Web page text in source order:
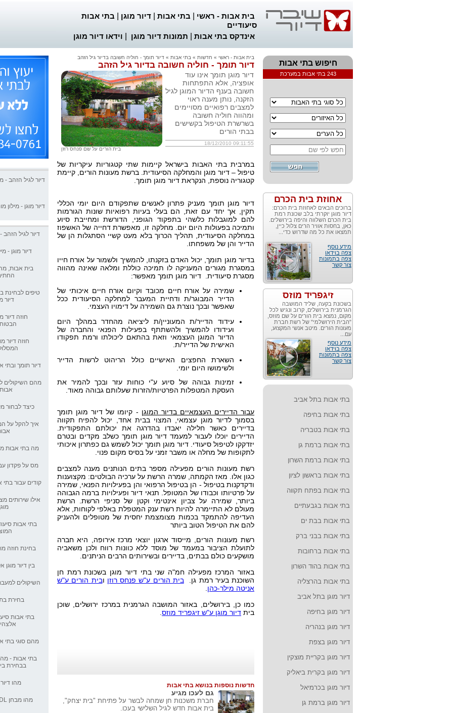
בית אבות - ראשי
בתי אבות דיור מוגן
בתי אבות
סיעודיים
אינדקס בתי אבות
תמונות דיור מוגן וידאו דיור מוגן
חיפוש בתי אבות
243 בתי אבות במערכת
אחוזת בית הכרם
ברוכים הבאים לאחוזת בית הכרם:
דיור מוגן יוקרתי בלב שכונת רמת
בית הכרם השלווה והיפה בירושלים.
כאן, בחסות אוויר הרים צלול כיין,
תמצאו את כל מה שדרוש כדי...
מידע נוסף
צפה בוידאו
צפה בתמונות
צור קשר
זיגפריד מוזס
בשכונת בקעה, שליד המושבה
הגרמנית בירושלים, קרוב ונגיש לכל
מקום, נמצא בית הורים על שם מוזס,
"הבית הירושלמי" של רשת חברת
מעונות הורים. מיטב אנשי המקצוע,
עם...
מידע נוסף
צפה בוידאו
צפה בתמונות
צור קשר
בתי אבות בתל אביב
בתי אבות בחיפה
בתי אבות בטבריה
בתי אבות ברמת גן
בתי אבות ברמת השרון
בתי אבות בראשון לציון
בתי אבות בפתח תקווה
בתי אבות בגבעתיים
בתי אבות בבת ים
בתי אבות בבני ברק
בתי אבות ברחובות
בתי אבות בהוד השרון
בתי אבות בהרצליה
דיור מוגן בתל אביב
דיור מוגן בחיפה
דיור מוגן בנהריה
דיור מוגן בצפת
דיור מוגן בקריית מוצקין
דיור מוגן בקרית ביאליק
דיור מוגן בכרמיאל
דיור מוגן ברמת גן
בית אבות - ראשי » חדשות » בתי אבות » דיור תומך - חוליה חשובה בדיור גיל הזהב
דיור תומך - חוליה חשובה בדיור גיל הזהב
דיור מוגן תומך אינו עוד
אופציה, אלא התפתחות
חשובה בענף הדיור המוגן לגיל
הזקנה, נותן מענה ראוי
למצבים רפואיים מסויימים
ומהווה חוליה חשובה
בשרשרת הטיפול בקשישים
בבתי הורים
18/12/2010 09:11:55
בית הורים על שם פנחס רוזן
במרבית בתי האבות בישראל קיימות שתי קטגוריות עיקריות של
טיפול – דיור מוגן והמחלקה הסיעודית. ברשת מעונות הורים, קיימת
קטגוריה נוספת, הנקראת דיור מוגן תומך.
דיור מוגן תומך מעניק פתרון לאנשים שתפקודם היום יומי הכללי
תקין, אך יחד עם זאת, הם בעלי בעיות רפואיות שונות הגורמות
להם למוגבלות כלשהי בתפקוד הגופני, הדורשת ומחייבת סיוע
ותמיכה בפעולות היום יום. מחלקה זו, מאפשרת דחייה של האשפוז
במחלקה הסיעודית, תהליך הכרוך בלא מעט קשיי הסתגלות הן של
הדייר והן של משפחתו.
בדיור מוגן תומך, יכול האדם בזקנתו, להמשיך ולשמור על אורח חייו
במסגרת מגורים המעניקה לו תמיכה כוללת ומלאה שאינה מהווה
מסגרת סיעודית. דיור מוגן תומך מאפשר:
שמירה על אורח חיים מכובד וקיום אורח חיים איכותי של
הדייר המבוגר/ת ודחיית המעבר למחלקה הסיעודית ככל
שאפשר ובכך נוצרת גם השמירה על דימויו העצמי.
עידוד הדייר/ת המעוניין/ת ליציאה מהחדר במהלך היום
ועידודו להמשיך ולהשתתף בפעילות הפנאי והחברה של
הדיור המוגן העצמאי וזאת בהתאם ליכולתו ורמת תפקודו
האישית של הדייר/ת.
השארת החפצים האישיים כולל הריהוט לרשות הדייר
ולשימושו היום יומי.
זמינות גבוהה של סיוע ע"י כוחות עזר ובכך להמיר את
העסקת המטפלות הפרטיות/הזרות שעלותם גבוהה מאוד.
עבור הדיירים העצמאיים בדיור המוגן - קיומו של דיור מוגן תומך
בסמוך לדיור מוגן עצמאי, המצוי בבית אחד, יכול להפיח תקווה
בדיירים כאשר חלילה יאבדו בהדרגה את יכולתם התפקודית.
הדיירים יוכלו לעבור למעמד דיור מוגן תומך כשלב מקדים ובטרם
יזדקקו לטיפול סיעודי. דיור מוגן תומך יכול לשמש גם כפתרון איכותי
לתקופות של מחלה או משבר זמני על בסיס מקום פנוי.
רשת מעונות הורים מפעילה מספר בתים הנותנים מענה למצבים
כגון אלו. מאז הקמתה, שמרה הרשת על ערכיה הבולטים: מקצוענות
ודקדקנות בטיפול - הן בטיפול הרפואי והן בפעילויות הפנאי, שמירה
על פרטיותו וכבודו של המטופל. תנאי דיור ופעילויות ברמה הגבוהה
ביותר, שמירה על צביון אינטימי וקטן של סניפי הרשת. הרשת
מעולם לא התיימרה להיות רשת ענק המטפלת באלפי לקוחות, אלא
העדיפה להתמקד בכמות מצומצמת יחסית של מטופלים ולהעניק
להם את הטיפול הטוב ביותר
רשת מעונות הורים, מייסוד ארגון יוצאי מרכז אירופה, היא חברה
לתועלת הציבור במעמד של מוסד ללא כוונות רווח ולכן משאביה
מושקעים כולם בבתים, בדיירים ובשירותים הרבים הניתנים.
באזור המרכז מפעילה חמ"ה שני בתי דיור מוגן בשכונת רמת חן
השוכנת בעיר רמת גן.בית הורים ע"ש פנחס רוזן ובית הורים ע"ש
אניטה מילר-כהן
כמו כן, בירושלים, באזור המושבה הגרמנית במרכז ירושלים, שוכן
בית דיור מוגן ע"ש זיגפריד מוזס
חדשות נוספות בנושא בתי אבות
גם לעכו מגיע
חברת משכנות חן שמחה לבשר על פתיחת "בית יצחק",
בית אבות חדש לגיל השלישי בעכו.
בית אבות,
טיפים לבחינת
חוזה דיור מוגן -
חוזה דיור מוגן -
גם לעכו מגיע
יותר פעילות,
אקדמוזס:
דיור תומך -
דיור מוגן איכותי
כיצד לבחור מקל
חשיבות רשיון בר
הגיע הזמן
דיור לגיל הזהב
דיור מוגן -
בית אבות,
טיפים לבחינת
דיור
חוזה דיור
חוזה דיור
דיור תומך ובתי
מהם השיקולים
כיצד לבחור
איך להקל על
מה בתי אבות
מס על פקדון
קודים עבור בתי
אילו שירותים
מוגן
בתי אבות
בחינת חוזה
בין דיור מוגן
השיקולים
בחירת
בתי אבות
מהם סוגי בתי
בתי אבות -
בבחירת
מהו
מהו מבחן ADL סיעודי?